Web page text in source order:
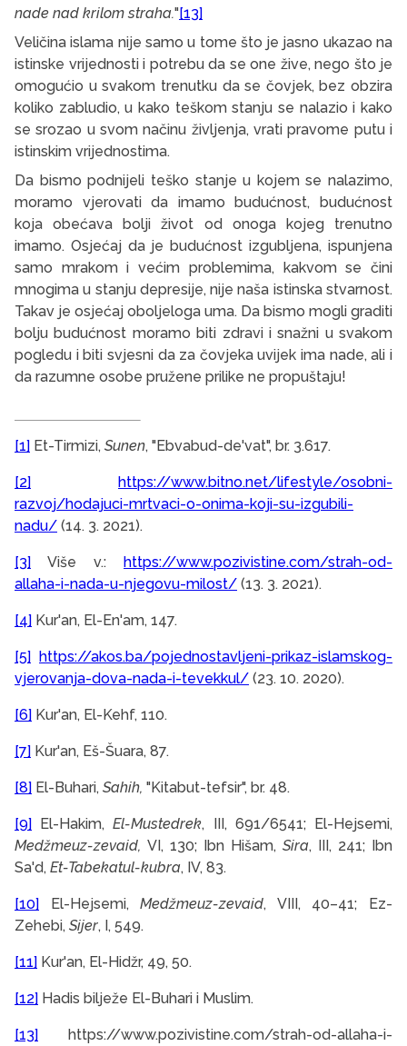
nade nad krilom straha."[13]
Veličina islama nije samo u tome što je jasno ukazao na
istinske vrijednosti i potrebu da se one žive, nego što je
omogućio u svakom trenutku da se čovjek, bez obzira
koliko zabludio, u kako teškom stanju se nalazio i kako
se srozao u svom načinu življenja, vrati pravome putu i
istinskim vrijednostima.
Da bismo podnijeli teško stanje u kojem se nalazimo,
moramo vjerovati da imamo budućnost, budućnost
koja obećava bolji život od onoga kojeg trenutno
imamo. Osjećaj da je budućnost izgubljena, ispunjena
samo mrakom i većim problemima, kakvom se čini
mnogima u stanju depresije, nije naša istinska stvarnost.
Takav je osjećaj oboljeloga uma. Da bismo mogli graditi
bolju budućnost moramo biti zdravi i snažni u svakom
pogledu i biti svjesni da za čovjeka uvijek ima nade, ali i
da razumne osobe pružene prilike ne propuštaju!
[1] Et-Tirmizi, Sunen, "Ebvabud-de'vat", br. 3.617.
[2]
https://www.bitno.net/lifestyle/osobni-
razvoj/hodajuci-mrtvaci-o-onima-koji-su-izgubili-
nadu/ (14. 3. 2021).
[3] Više v.: https://www.pozivistine.com/strah-od-
allaha-i-nada-u-njegovu-milost/ (13. 3. 2021).
[4] Kur'an, El-En'am, 147.
[5] https://akos.ba/pojednostavljeni-prikaz-islamskog-
vjerovanja-dova-nada-i-tevekkul/ (23. 10. 2020).
[6] Kur'an, El-Kehf, 110.
[7] Kur'an, Eš-Šuara, 87.
[8] El-Buhari, Sahih, "Kitabut-tefsir", br. 48.
[9] El-Hakim,El-Mustedrek, III, 691/6541; El-Hejsemi,
Medžmeuz-zevaid, VI, 130; Ibn Hišam, Sira, III, 241; Ibn
Sa'd, Et-Tabekatul-kubra, IV, 83.
[10] El-Hejsemi,Medžmeuz-zevaid, VIII, 40–41; Ez-
Zehebi, Sijer, I, 549.
[11] Kur'an, El-Hidžr, 49, 50.
[12] Hadis bilježe El-Buhari i Muslim.
[13] https://www.pozivistine.com/strah-od-allaha-i-